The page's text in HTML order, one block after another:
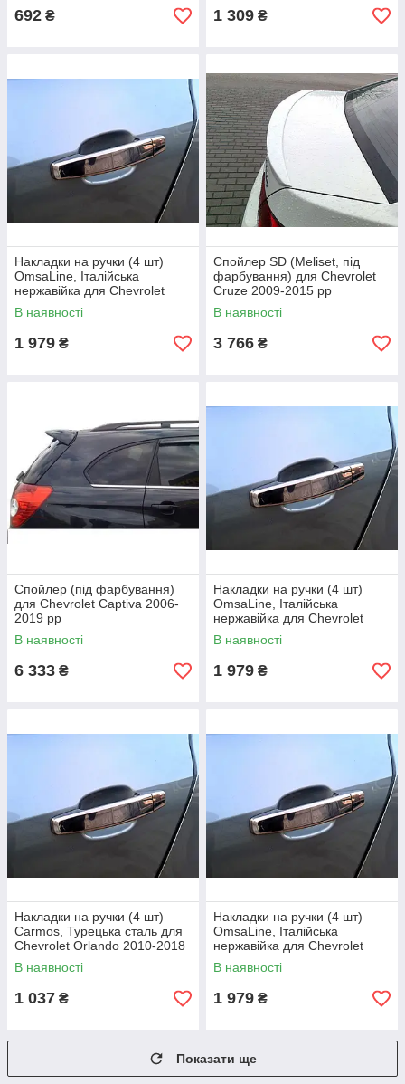
692 ₴ 1 309 ₴
Накладки на ручки (4 шт)
OmsaLine, Італійська
нержавійка для Chevrolet
Trax 2012-2023 рр
В наявності
1 979 ₴
Спойлер SD (Meliset, під
фарбування) для Chevrolet
Cruze 2009-2015 рр
В наявності
3 766 ₴
Спойлер (під фарбування)
для Chevrolet Captiva 2006-
2019 рр
В наявності
6 333 ₴
Накладки на ручки (4 шт)
OmsaLine, Італійська
нержавійка для Chevrolet
Aveo T300 2011-2020 рр
В наявності
1 979 ₴
Накладки на ручки (4 шт)
Carmos, Турецька сталь для
Chevrolet Orlando 2010-2018
рр
В наявності
1 037 ₴
Накладки на ручки (4 шт)
OmsaLine, Італійська
нержавійка для Chevrolet
Orlando 2010-2018 рр
В наявності
1 979 ₴
Показати ще